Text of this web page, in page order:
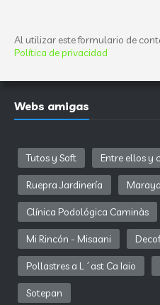
Al utilizar este formulario de
Política de privacidad
Webs amigas
Tutos y Soft Entre ellos y
Ruepra Jardinería
Clínica Podológica Caminàs
Mi Rincón - Misaani
Pollastres a L´ast Ca Iaio
Sotepan